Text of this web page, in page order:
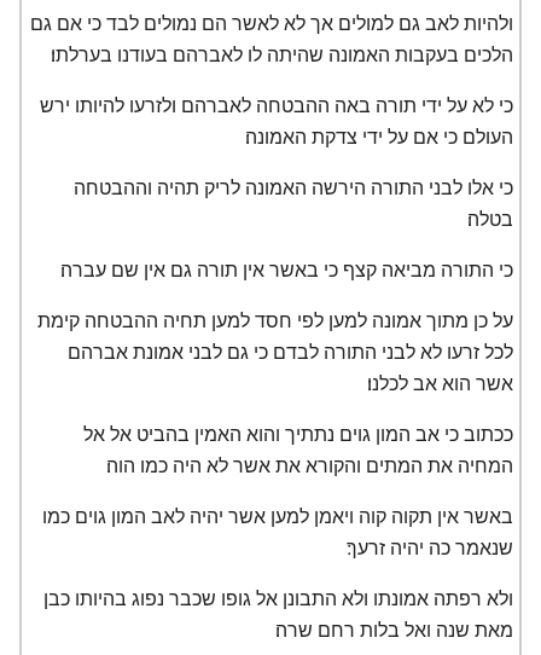
ולהיות לאב גם למולים אך לא לאשר הם נמולים לבד כי אם גם
הלכים בעקבות האמונה שהיתה לו לאברהם בעודנו בערלתו׃
כי לא על ידי תורה באה ההבטחה לאברהם ולזרעו להיותו ירש
העולם כי אם על ידי צדקת האמונה׃
כי אלו לבני התורה הירשה האמונה לריק תהיה וההבטחה
בטלה׃
כי התורה מביאה קצף כי באשר אין תורה גם אין שם עברה׃
על כן מתוך אמונה למען לפי חסד למען תחיה ההבטחה קימת
לכל זרעו לא לבני התורה לבדם כי גם לבני אמונת אברהם
אשר הוא אב לכלנו׃
ככתוב כי אב המון גוים נתתיך והוא האמין בהביט אל אל
המחיה את המתים והקורא את אשר לא היה כמו הוה׃
באשר אין תקוה קוה ויאמן למען אשר יהיה לאב המון גוים כמו
שנאמר כה יהיה זרעך׃
ולא רפתה אמונתו ולא התבונן אל גופו שכבר נפוג בהיותו כבן
מאת שנה ואל בלות רחם שרה׃